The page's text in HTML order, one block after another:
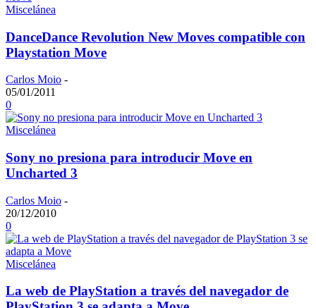
Miscelánea
DanceDance Revolution New Moves compatible con
Playstation Move
Carlos Moio -
05/01/2011
0
Miscelánea
Sony no presiona para introducir Move en
Uncharted 3
Carlos Moio -
20/12/2010
0
Miscelánea
La web de PlayStation a través del navegador de